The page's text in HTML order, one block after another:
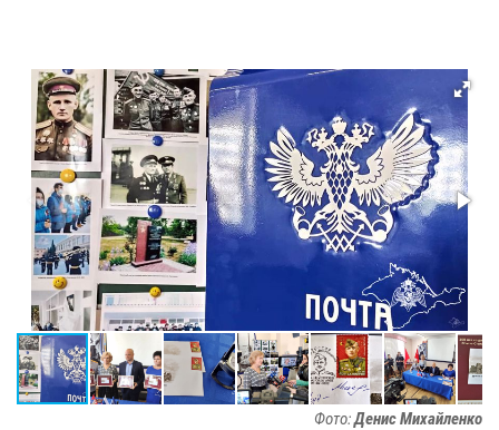
Фото:Денис Михайленко